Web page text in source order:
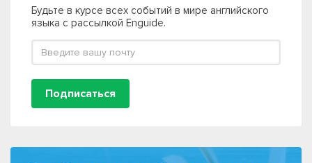
Будьте в курсе всех событий в мире английского
языка с рассылкой Enguide.
Подписаться